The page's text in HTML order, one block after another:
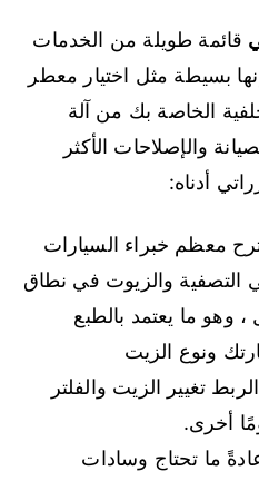
قائمة طويلة من الخدمات
إنها بسيطة مثل اختيار معطر
الخاصة بك من آلة
والإصلاحات الأكثر
أدناه:
معظم خبراء السيارات
التصفية والزيوت في نطاق
إلى 6000 ميل ، وهو ما يعتمد بالطبع
ونوع الزيت
تغيير الزيت والفلتر
ما تحتاج وسادات